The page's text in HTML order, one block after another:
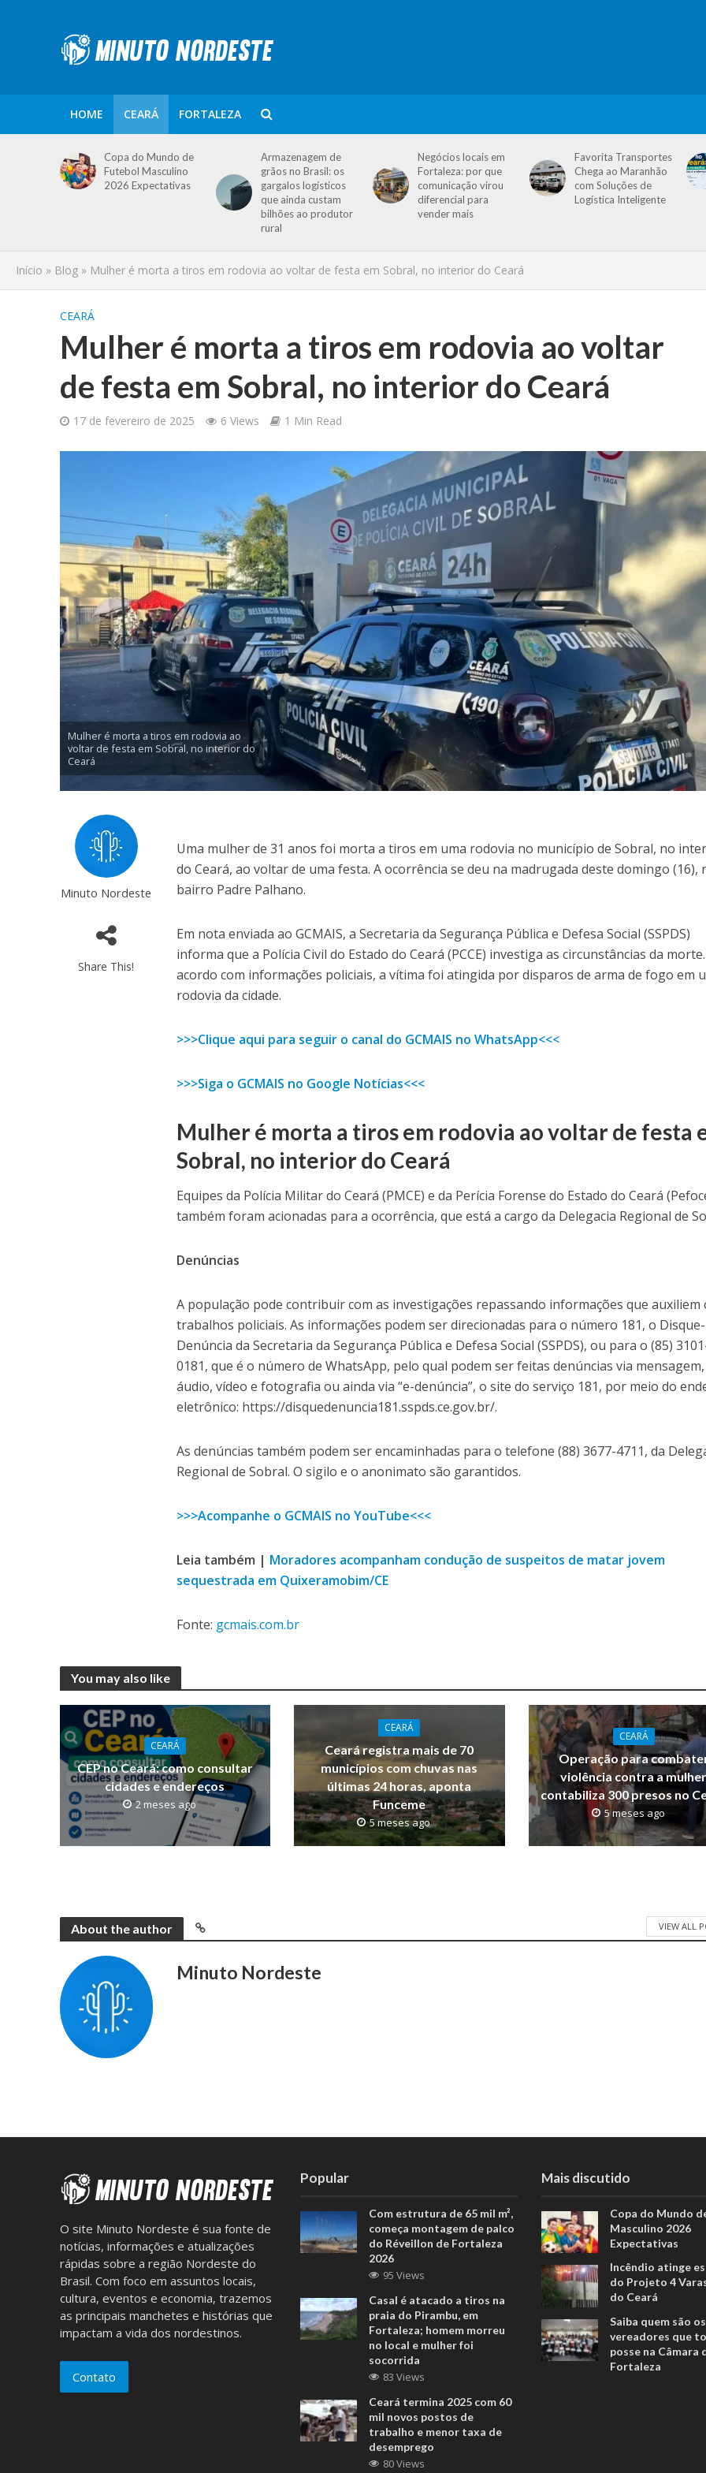
HOME CEARÁ FORTALEZA
Copa do Mundo de
Futebol Masculino
2026 Expectativas
Armazenagem de
grãos no Brasil: os
gargalos logísticos
que ainda custam
bilhões ao produtor
rural
Negócios locais em
Fortaleza: por que
comunicação virou
diferencial para
vender mais
Favorita Transportes
Chega ao Maranhão
com Soluções de
Logística Inteligente
Início » Blog » Mulher é morta a tiros em rodovia ao voltar de festa em Sobral, no interior do Ceará
CEARÁ
Mulher é morta a tiros em rodovia ao voltar
de festa em Sobral, no interior do Ceará
17 de fevereiro de 2025 6 Views 1 Min Read
Mulher é morta a tiros em rodovia ao
voltar de festa em Sobral, no interior do
Ceará
Minuto Nordeste
Share This!
Uma mulher de 31 anos foi morta a tiros em uma rodovia no município de Sobral, no
do Ceará, ao voltar de uma festa. A ocorrência se deu na madrugada deste domingo (16),
bairro Padre Palhano.
Em nota enviada ao GCMAIS, a Secretaria da Segurança Pública e Defesa Social (SSPDS)
informa que a Polícia Civil do Estado do Ceará (PCCE) investiga as circunstâncias da
acordo com informações policiais, a vítima foi atingida por disparos de arma de fogo em
rodovia da cidade.
>>>Clique aqui para seguir o canal do GCMAIS no WhatsApp<<<
>>>Siga o GCMAIS no Google Notícias<<<
Mulher é morta a tiros em rodovia ao voltar de festa
Sobral, no interior do Ceará
Equipes da Polícia Militar do Ceará (PMCE) e da Perícia Forense do Estado do Ceará
também foram acionadas para a ocorrência, que está a cargo da Delegacia Regional de
Denúncias
A população pode contribuir com as investigações repassando informações que auxiliem
trabalhos policiais. As informações podem ser direcionadas para o número 181, o Disque-
Denúncia da Secretaria da Segurança Pública e Defesa Social (SSPDS), ou para o (85)
0181, que é o número de WhatsApp, pelo qual podem ser feitas denúncias via mensagem,
áudio, vídeo e fotografia ou ainda via “e-denúncia”, o site do serviço 181, por meio do
eletrônico: https://disquedenuncia181.sspds.ce.gov.br/.
As denúncias também podem ser encaminhadas para o telefone (88) 3677-4711, da
Regional de Sobral. O sigilo e o anonimato são garantidos.
>>>Acompanhe o GCMAIS no YouTube<<<
Leia também | Moradores acompanham condução de suspeitos de matar jovem
sequestrada em Quixeramobim/CE
Fonte: gcmais.com.br
You may also like
CEARÁ
CEP no Ceará: como consultar
cidades e endereços
2 meses ago
CEARÁ
Ceará registra mais de 70
municípios com chuvas nas
últimas 24 horas, aponta
Funceme
5 meses ago
CEARÁ
Operação para
violência contra a
contabiliza 300 presos no
5 meses ago
About the author VIEW ALL
Minuto Nordeste
O site Minuto Nordeste é sua fonte de
notícias, informações e atualizações
rápidas sobre a região Nordeste do
Brasil. Com foco em assuntos locais,
cultura, eventos e economia, trazemos
as principais manchetes e histórias que
impactam a vida dos nordestinos.
Contato
Popular
Com estrutura de 65 mil m²,
começa montagem de palco
do Réveillon de Fortaleza
2026
95 Views
Casal é atacado a tiros na
praia do Pirambu, em
Fortaleza; homem morreu
no local e mulher foi
socorrida
83 Views
Ceará termina 2025 com 60
mil novos postos de
trabalho e menor taxa de
desemprego
80 Views
Mais discutido
Copa do Mundo
Masculino 2026
Expectativas
Incêndio atinge
do Projeto 4
do Ceará
Saiba quem são os
vereadores que
posse na Câmara
Fortaleza